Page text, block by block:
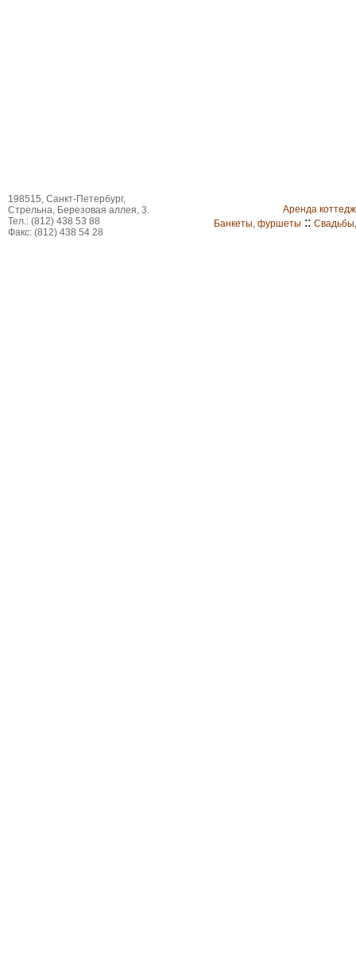
198515, Санкт-Петербург,
Стрельна, Березовая аллея, 3.
Тел.: (812) 438 53 88
Факс: (812) 438 54 28
Аренда
Банкеты, фуршеты ::